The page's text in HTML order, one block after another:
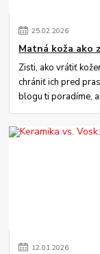
25.02.2026
Matná koža ako
Zisti, ako vrátiť
chrániť ich pred
blogu ti poradíme,
12.01.2026